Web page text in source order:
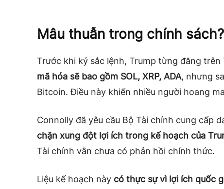
Mâu thuẫn trong chính sách?
Trước khi ký sắc lệnh, Trump từng đăng trên
mã hóa sẽ bao gồm SOL, XRP, ADA, nhưng
Bitcoin. Điều này khiến nhiều người hoang
Connolly đã yêu cầu Bộ Tài chính cung cấp
chặn xung đột lợi ích trong kế hoạch của
Tài chính vẫn chưa có phản hồi chính thức.
Liệu kế hoạch này có thực sự vì lợi ích quốc